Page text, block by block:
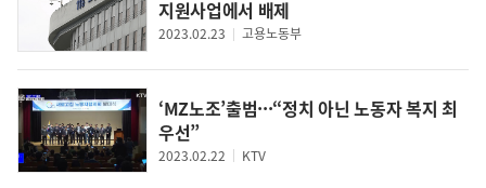
지원사업에서 배제
2023.02.23 고용노동부
‘MZ노조’출범···“정치 아닌 노동자 복지 최
우선”
2023.02.22 KTV